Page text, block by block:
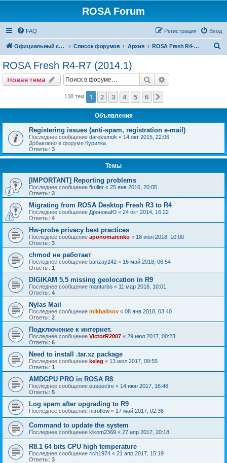
ROSA Forum
FAQ Вход
Регистрация
Официальный сайт Список форумов Архив ROSA Fresh R4-R7 (2014.1)
ROSA Fresh R4-R7 (2014.1)
Новая тема Поиск
138 тем 1 2 3 4 5 6
Объявления
Registering issues (anti-spam, registration e-mail)
Последнее сообщение dareksmok « 14 окт 2015, 22:06
Добавлено в форуме Курилка
Ответы: 3
Темы
[IMPORTANT] Reporting problems
Последнее сообщение fkuller « 25 янв 2016, 20:05
Ответы: 3
Migrating from ROSA Desktop Fresh R3 to R4
Последнее сообщение ДроноваЮ « 24 окт 2014, 16:22
Ответы: 4
Hw-probe privacy best practices
Последнее сообщение aponomarenko « 18 июл 2018, 10:00
Ответы: 3
chmod не работает
Последнее сообщение banzay242 « 16 май 2018, 06:54
Ответы: 1
DIGIKAM 5.5 missing geolocation in R9
Последнее сообщение manturbo « 11 мар 2018, 10:01
Ответы: 4
Nylas Mail
Последнее сообщение mikhailnov « 08 янв 2018, 03:40
Ответы: 2
Подключение к интернет.
Последнее сообщение VictorR2007 « 29 июл 2017, 00:23
Ответы: 6
Need to install .tar.xz package
Последнее сообщение keleg « 13 июл 2017, 09:55
Ответы: 1
AMDGPU PRO in ROSA R8
Последнее сообщение euspectre « 14 июн 2017, 16:46
Ответы: 5
Log spam after upgrading to R9
Последнее сообщение nitroflow « 17 май 2017, 02:36
Command to update the system
Последнее сообщение kikom2369 « 27 апр 2017, 20:18
R8.1 64 bits CPU high temperature
Последнее сообщение rich1974 « 21 апр 2017, 15:19
Ответы: 3